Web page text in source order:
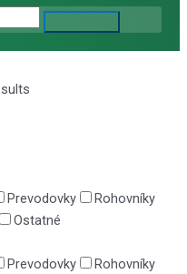
Prevodovky
Rohovníky
Ostatné
Prevodovky
Rohovníky